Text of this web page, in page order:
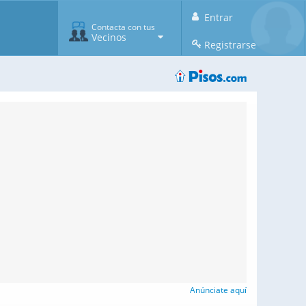
Entrar
Registrarse
Contacta con tus
Vecinos
Anúnciate aquí